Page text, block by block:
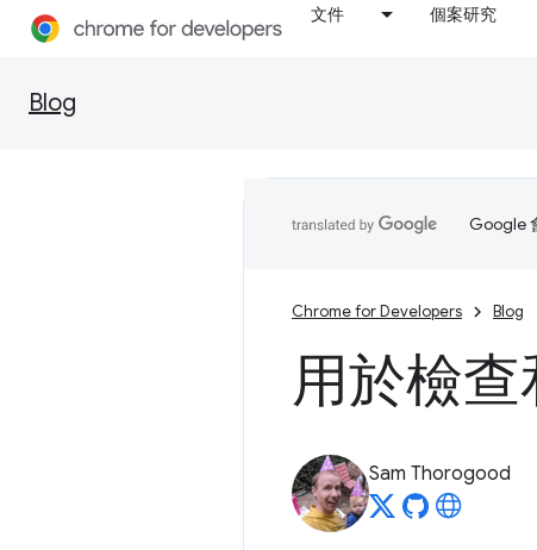
文件 個案研究
Blog
Google
Chrome for Developers Blog
用於檢
Sam Thorogood